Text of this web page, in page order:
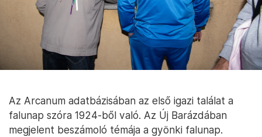
Az Arcanum adatbázisában az első igazi találat a
falunap szóra 1924-ből való. Az Új Barázdában
megjelent beszámoló témája a gyönki falunap.